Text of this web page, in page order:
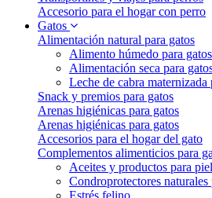
Accesorio para el hogar con perro
Gatos
Alimentación natural para gatos
Alimento húmedo para gatos
Alimentación seca para
Leche de cabra maternizada
Snack y premios para gatos
Arenas higiénicas para gatos
Arenas higiénicas para gatos
Accesorios para el hogar del gato
Complementos alimenticios para
Aceites y productos para
Condroprotectores naturales
Estrés felino